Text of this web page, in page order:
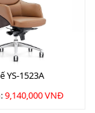
YS-1523A
9,140,000 VNĐ